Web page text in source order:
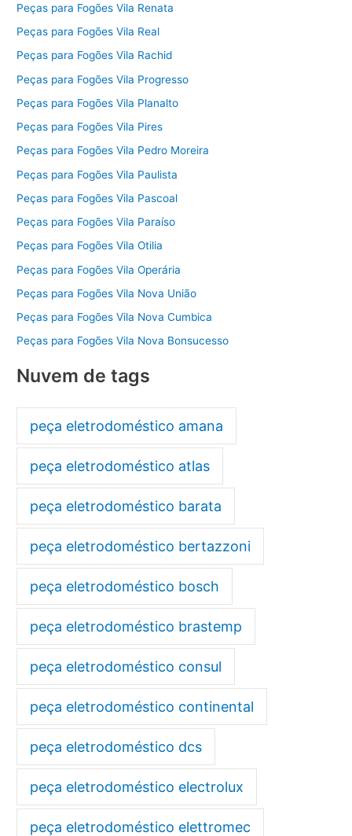
Peças para Fogões Vila Renata
Peças para Fogões Vila Real
Peças para Fogões Vila Rachid
Peças para Fogões Vila Progresso
Peças para Fogões Vila Planalto
Peças para Fogões Vila Pires
Peças para Fogões Vila Pedro Moreira
Peças para Fogões Vila Paulista
Peças para Fogões Vila Pascoal
Peças para Fogões Vila Paraíso
Peças para Fogões Vila Otilia
Peças para Fogões Vila Operária
Peças para Fogões Vila Nova União
Peças para Fogões Vila Nova Cumbica
Peças para Fogões Vila Nova Bonsucesso
Nuvem de tags
peça eletrodoméstico amana
peça eletrodoméstico atlas
peça eletrodoméstico barata
peça eletrodoméstico bertazzoni
peça eletrodoméstico bosch
peça eletrodoméstico brastemp
peça eletrodoméstico consul
peça eletrodoméstico continental
peça eletrodoméstico dcs
peça eletrodoméstico electrolux
peça eletrodoméstico elettromec